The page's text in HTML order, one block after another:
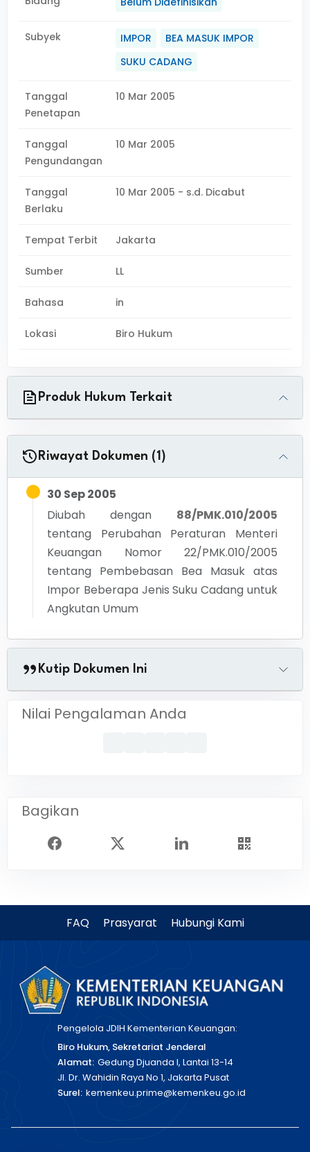
Subyek IMPOR
BEA MASUK IMPOR
SUKU CADANG
Tanggal
Penetapan
10 Mar 2005
Tanggal
Pengundangan
10 Mar 2005
Tanggal
Berlaku
10 Mar 2005 - s.d. Dicabut
Tempat Terbit Jakarta
Sumber LL
Bahasa in
Lokasi Biro Hukum
Produk Hukum Terkait
Riwayat Dokumen (1)
30 Sep 2005
Diubah dengan
88/PMK.010/2005
tentang Perubahan Peraturan Menteri
Keuangan Nomor 22/PMK.010/2005
tentang Pembebasan Bea Masuk atas
Impor Beberapa Jenis Suku Cadang untuk
Angkutan Umum
Kutip Dokumen Ini
Nilai Pengalaman Anda
Bagikan
FAQ Prasyarat Hubungi Kami
Pengelola JDIH Kementerian Keuangan:
Biro Hukum, Sekretariat Jenderal
Alamat: Gedung Djuanda I, Lantai 13-14
Jl. Dr. Wahidin Raya No 1, Jakarta Pusat
Surel: kemenkeu.prime@kemenkeu.go.id